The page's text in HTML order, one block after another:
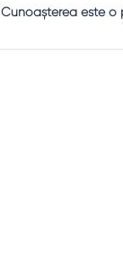
Cunoaşterea este o